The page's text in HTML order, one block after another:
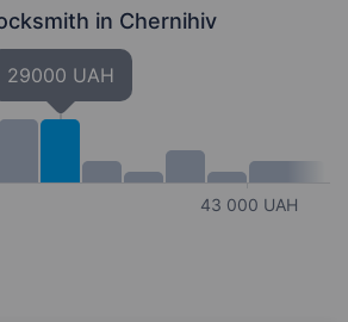
in Chernihiv
29000 UAH
43 000 UAH